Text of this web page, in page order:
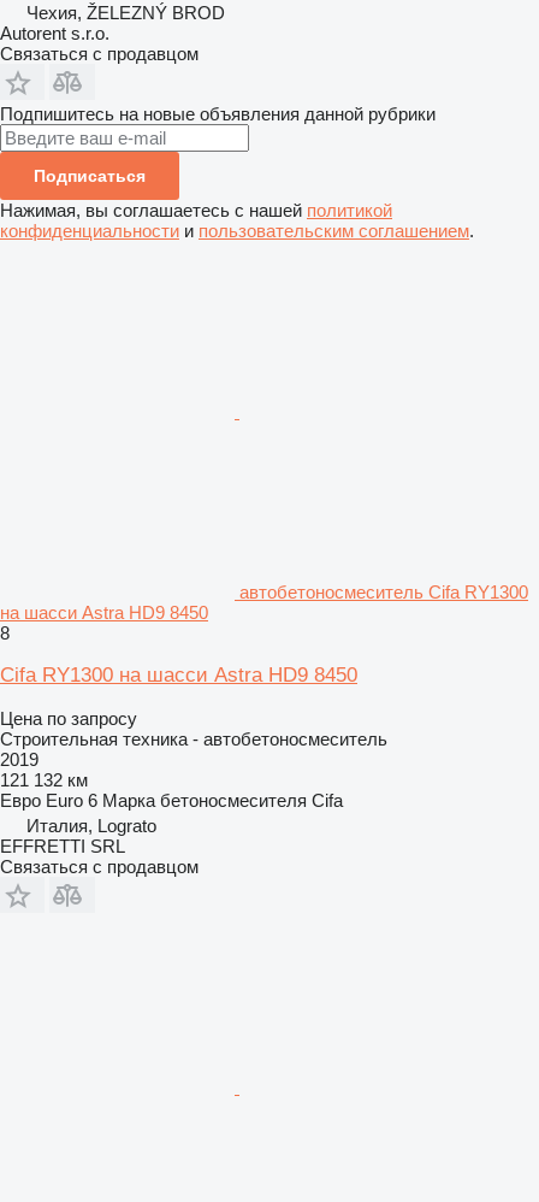
Чехия, ŽELEZNÝ BROD
Autorent s.r.o.
Связаться с продавцом
Подпишитесь на новые объявления данной рубрики
Подписаться
Нажимая, вы соглашаетесь с нашей политикой
конфиденциальности и пользовательским соглашением.
автобетоносмеситель Cifa RY1300
на шасси Astra HD9 8450
8
Cifa RY1300 на шасси Astra HD9 8450
Цена по запросу
Строительная техника - автобетоносмеситель
2019
121 132 км
Евро Euro 6 Марка бетоносмесителя Cifa
Италия, Lograto
EFFRETTI SRL
Связаться с продавцом